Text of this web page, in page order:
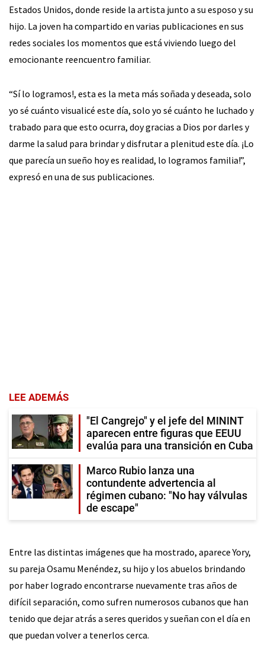
Estados Unidos, donde reside la artista junto a su esposo y su
hijo. La joven ha compartido en varias publicaciones en sus
redes sociales los momentos que está viviendo luego del
emocionante reencuentro familiar.
“Sí lo logramos!, esta es la meta más soñada y deseada, solo
yo sé cuánto visualicé este día, solo yo sé cuánto he luchado y
trabado para que esto ocurra, doy gracias a Dios por darles y
darme la salud para brindar y disfrutar a plenitud este día. ¡Lo
que parecía un sueño hoy es realidad, lo logramos familia!”,
expresó en una de sus publicaciones.
LEE ADEMÁS
"El Cangrejo" y el jefe del MININT
aparecen entre figuras que EEUU
evalúa para una transición en Cuba
Marco Rubio lanza una
contundente advertencia al
régimen cubano: "No hay válvulas
de escape"
Entre las distintas imágenes que ha mostrado, aparece Yory,
su pareja Osamu Menéndez, su hijo y los abuelos brindando
por haber logrado encontrarse nuevamente tras años de
difícil separación, como sufren numerosos cubanos que han
tenido que dejar atrás a seres queridos y sueñan con el día en
que puedan volver a tenerlos cerca.